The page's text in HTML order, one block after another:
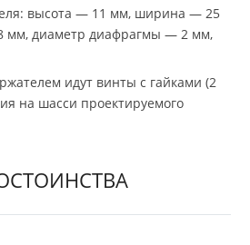
высота — 11 мм, ширина — 25
мм, диаметр диафрагмы — 2 мм,
идут винты с гайками (2
на шасси проектируемого